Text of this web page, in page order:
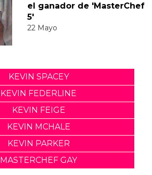
el ganador de 'MasterChef
5'
22 Mayo
KEVIN SPACEY
KEVIN FEDERLINE
KEVIN FEIGE
KEVIN MCHALE
KEVIN PARKER
MASTERCHEF GAY